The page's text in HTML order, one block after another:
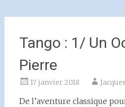
Tango : 1/ Un
Pierre
17 janvier 2018 Jacques
De l’aventure classique